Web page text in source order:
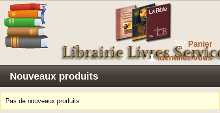
Panier
Identifiez-vous
Nouveaux produits
Pas de nouveaux produits